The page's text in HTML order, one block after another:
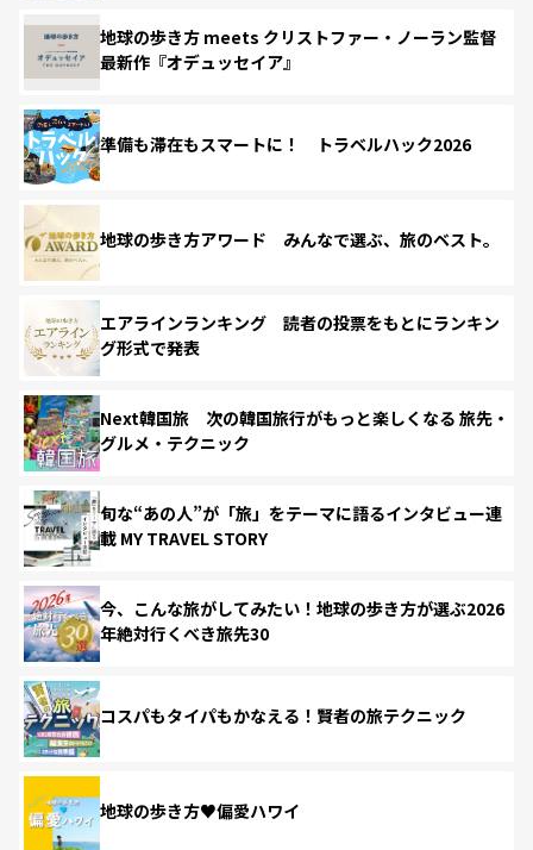
地球の歩き方 meets クリストファー・ノーラン監督
最新作『オデュッセイア』
準備も滞在もスマートに！ トラベルハック2026
地球の歩き方アワード みんなで選ぶ、旅のベスト。
エアラインランキング 読者の投票をもとにランキン
グ形式で発表
Next韓国旅 次の韓国旅行がもっと楽しくなる 旅先・
グルメ・テクニック
旬な“あの人”が「旅」をテーマに語るインタビュー連
載 MY TRAVEL STORY
今、こんな旅がしてみたい！地球の歩き方が選ぶ2026
年絶対行くべき旅先30
コスパもタイパもかなえる！賢者の旅テクニック
地球の歩き方♥偏愛ハワイ